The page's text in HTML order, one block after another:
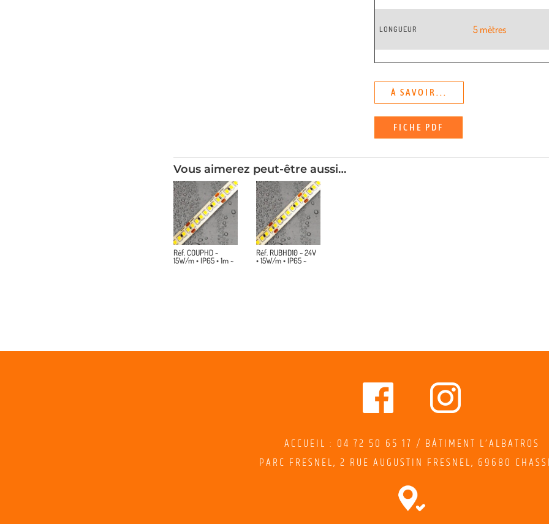
LONGUEUR 5 mètres
À SAVOIR...
FICHE PDF
Vous aimerez peut-être aussi…
Réf. COUPHD ~
15W/m • IP65 • 1m ~
Réf. RUBHD10 ~ 24V
• 15W/m • IP65 ~
ACCUEIL : 04 72 50 65 17 / BÂTIMENT L’ALBATROS
PARC FRESNEL, 2 RUE AUGUSTIN FRESNEL, 69680